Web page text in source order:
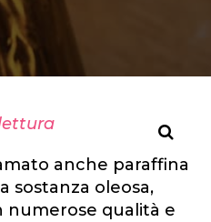
anche paraffina
sostanza oleosa,
numerose qualità e